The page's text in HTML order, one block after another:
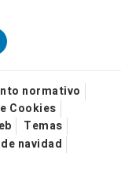
normativo
Cookies
Temas
navidad